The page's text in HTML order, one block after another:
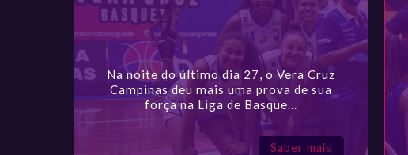
Na noite do último dia 27, o Vera Cruz
Campinas deu mais uma prova de sua
força na Liga de Basque...
Saber mais